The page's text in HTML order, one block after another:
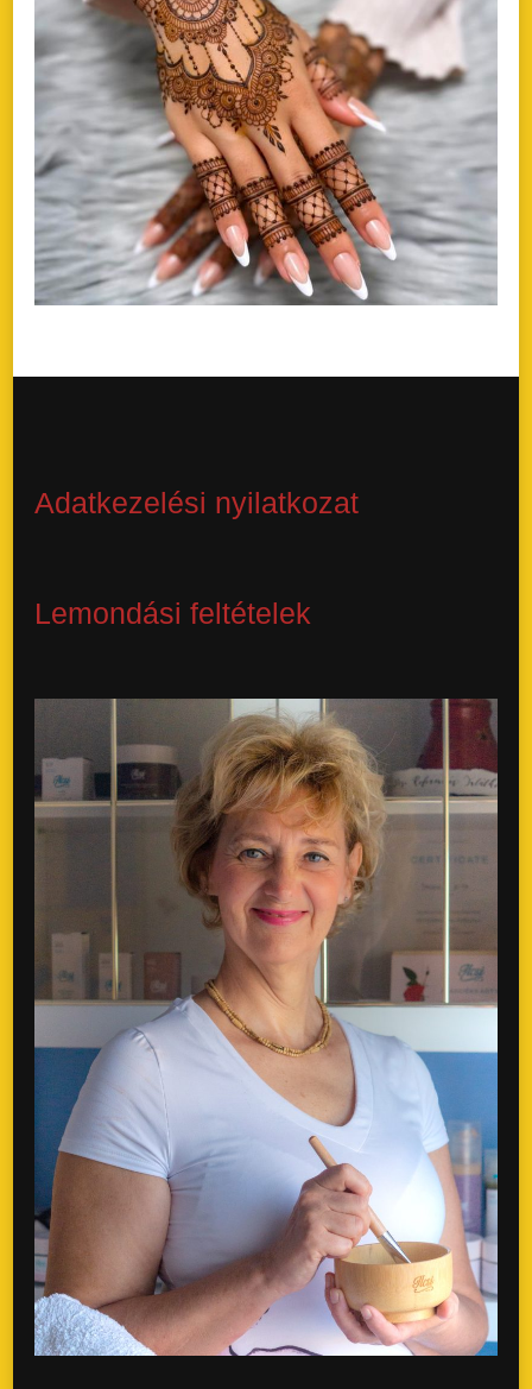
Adatkezelési nyilatkozat
Lemondási feltételek